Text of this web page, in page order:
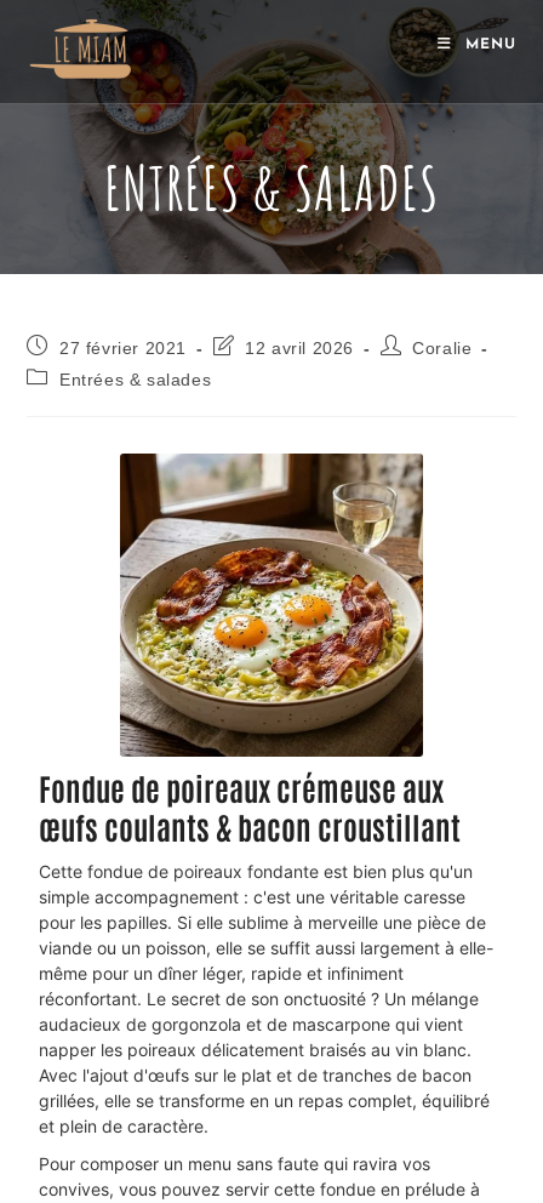
MENU
ENTRÉES & SALADES
27 février 2021 12 avril 2026
Coralie
Entrées & salades
Fondue de poireaux crémeuse aux
œufs coulants & bacon croustillant
Cette fondue de poireaux fondante est bien plus qu'un
simple accompagnement : c'est une véritable caresse
pour les papilles. Si elle sublime à merveille une pièce de
viande ou un poisson, elle se suffit aussi largement à elle-
même pour un dîner léger, rapide et infiniment
réconfortant. Le secret de son onctuosité ? Un mélange
audacieux de gorgonzola et de mascarpone qui vient
napper les poireaux délicatement braisés au vin blanc.
Avec l'ajout d'œufs sur le plat et de tranches de bacon
grillées, elle se transforme en un repas complet, équilibré
et plein de caractère.
Pour composer un menu sans faute qui ravira vos
convives, vous pouvez servir cette fondue en prélude à